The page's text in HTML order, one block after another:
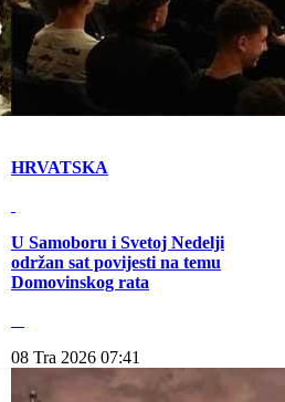
HRVATSKA
U Samoboru i Svetoj Nedelji
održan sat povijesti na temu
Domovinskog rata
08 Tra 2026 07:41